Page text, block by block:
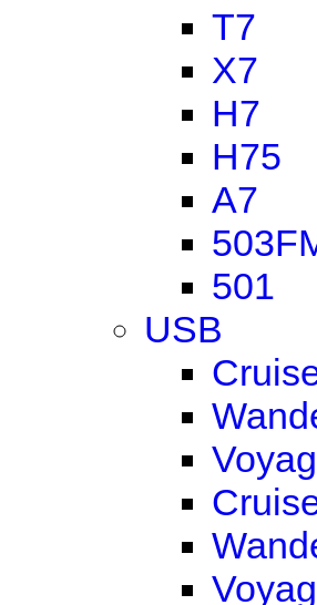
T7
X7
H7
H75
A7
501
USB